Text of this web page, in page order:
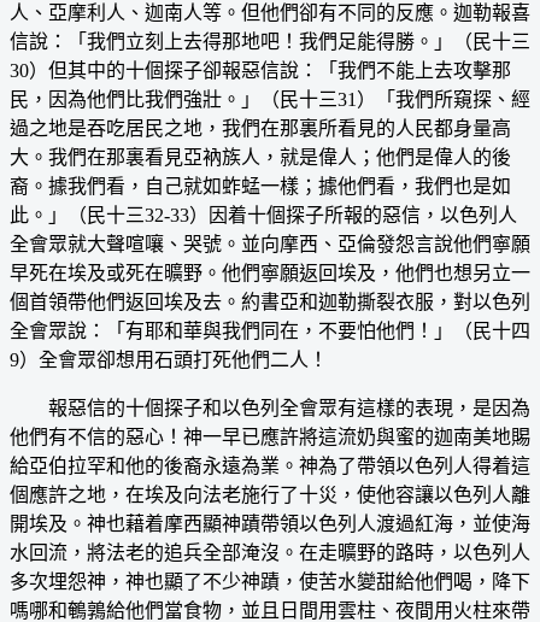
人、亞摩利人、迦南人等。但他們卻有不同的反應。迦勒報喜
信說：「我們立刻上去得那地吧！我們足能得勝。」（民十三
30）但其中的十個探子卻報惡信說：「我們不能上去攻擊那
民，因為他們比我們強壯。」（民十三31）「我們所窺探、經
過之地是吞吃居民之地，我們在那裏所看見的人民都身量高
大。我們在那裏看見亞衲族人，就是偉人；他們是偉人的後
裔。據我們看，自己就如蚱蜢一樣；據他們看，我們也是如
此。」（民十三32-33）因着十個探子所報的惡信，以色列人
全會眾就大聲喧嚷、哭號。並向摩西、亞倫發怨言說他們寧願
早死在埃及或死在曠野。他們寧願返回埃及，他們也想另立一
個首領帶他們返回埃及去。約書亞和迦勒撕裂衣服，對以色列
全會眾說：「有耶和華與我們同在，不要怕他們！」（民十四
9）全會眾卻想用石頭打死他們二人！
報惡信的十個探子和以色列全會眾有這樣的表現，是因為
他們有不信的惡心！神一早已應許將這流奶與蜜的迦南美地賜
給亞伯拉罕和他的後裔永遠為業。神為了帶領以色列人得着這
個應許之地，在埃及向法老施行了十災，使他容讓以色列人離
開埃及。神也藉着摩西顯神蹟帶領以色列人渡過紅海，並使海
水回流，將法老的追兵全部淹沒。在走曠野的路時，以色列人
多次埋怨神，神也顯了不少神蹟，使苦水變甜給他們喝，降下
嗎哪和鵪鶉給他們當食物，並且日間用雲柱、夜間用火柱來帶